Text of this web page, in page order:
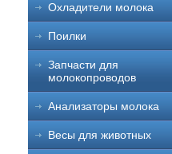
Охладители молока
Поилки
Запчасти для
молокопроводов
Анализаторы молока
Весы для животных